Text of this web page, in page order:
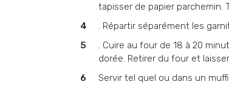
tapisser de papier parchemin.
. Répartir séparément les
. Cuire au four de 18 à 20
dorée. Retirer du four et
Servir tel quel ou dans un